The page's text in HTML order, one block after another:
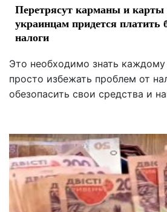
Перетрясут карманы и карты
украинцам придется
налоги
Это необходимо знать
просто избежать проблем от
обезопасить свои средства и